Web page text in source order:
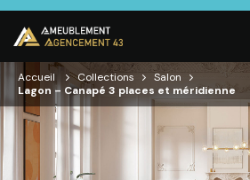
Accueil Collections
Salon
Lagon – Canapé 3 places et méridienne